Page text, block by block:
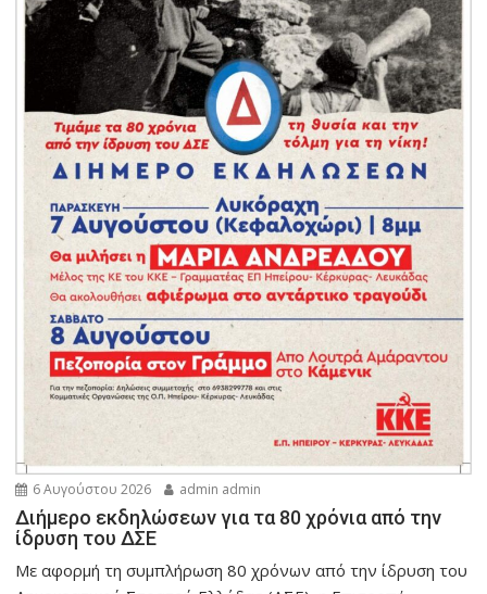
6 Αυγούστου 2026 admin admin
Διήμερο εκδηλώσεων για τα 80 χρόνια από την
ίδρυση του ΔΣΕ
Με αφορμή τη συμπλήρωση 80 χρόνων από την ίδρυση του